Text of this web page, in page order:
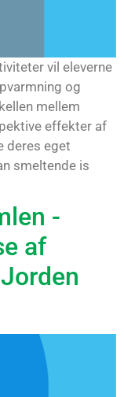
vil eleverne
og
mellem
effekter af
deres eget
smeltende is
-
af